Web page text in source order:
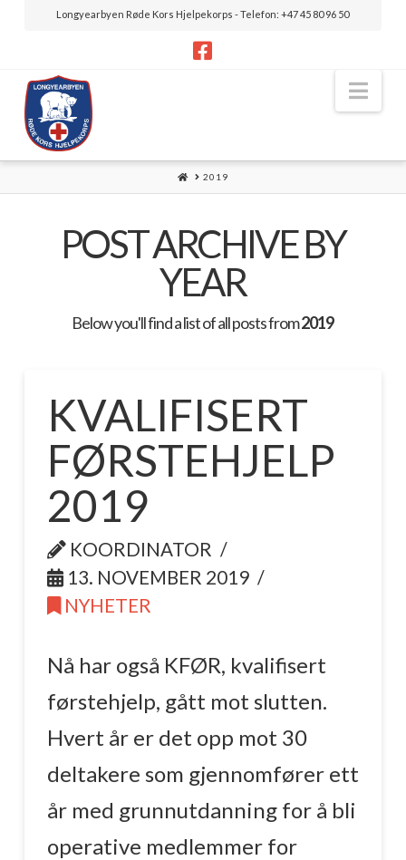
Longyearbyen Røde Kors Hjelpekorps - Telefon: +47 45 80 96 50
HOME
2019
POST ARCHIVE BY
YEAR
Below you'll find a list of all posts from2019
KVALIFISERT
FØRSTEHJELP
2019
KOORDINATOR
13. NOVEMBER 2019
NYHETER
Nå har også KFØR, kvalifisert
førstehjelp, gått mot slutten.
Hvert år er det opp mot 30
deltakere som gjennomfører ett
år med grunnutdanning for å bli
operative medlemmer for